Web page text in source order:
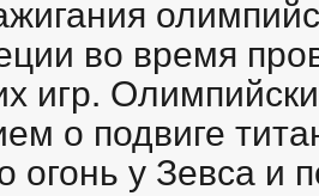
во время
игр.
о подвиге
огонь у Зевса и